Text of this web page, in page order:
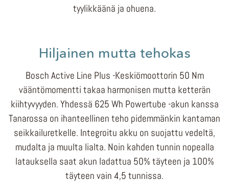
tyylikkäänä ja ohuena.
Hiljainen mutta tehokas
Bosch Active Line Plus -Keskiömoottorin 50 Nm
vääntömomentti takaa harmonisen mutta ketterän
kiihtyvyyden. Yhdessä 625 Wh Powertube -akun kanssa
Tanarossa on ihanteellinen teho pidemmänkin kantaman
seikkailuretkelle. Integroitu akku on suojattu vedeltä,
mudalta ja muulta lialta. Noin kahden tunnin nopealla
latauksella saat akun ladattua 50% täyteen ja 100%
täyteen vain 4,5 tunnissa.